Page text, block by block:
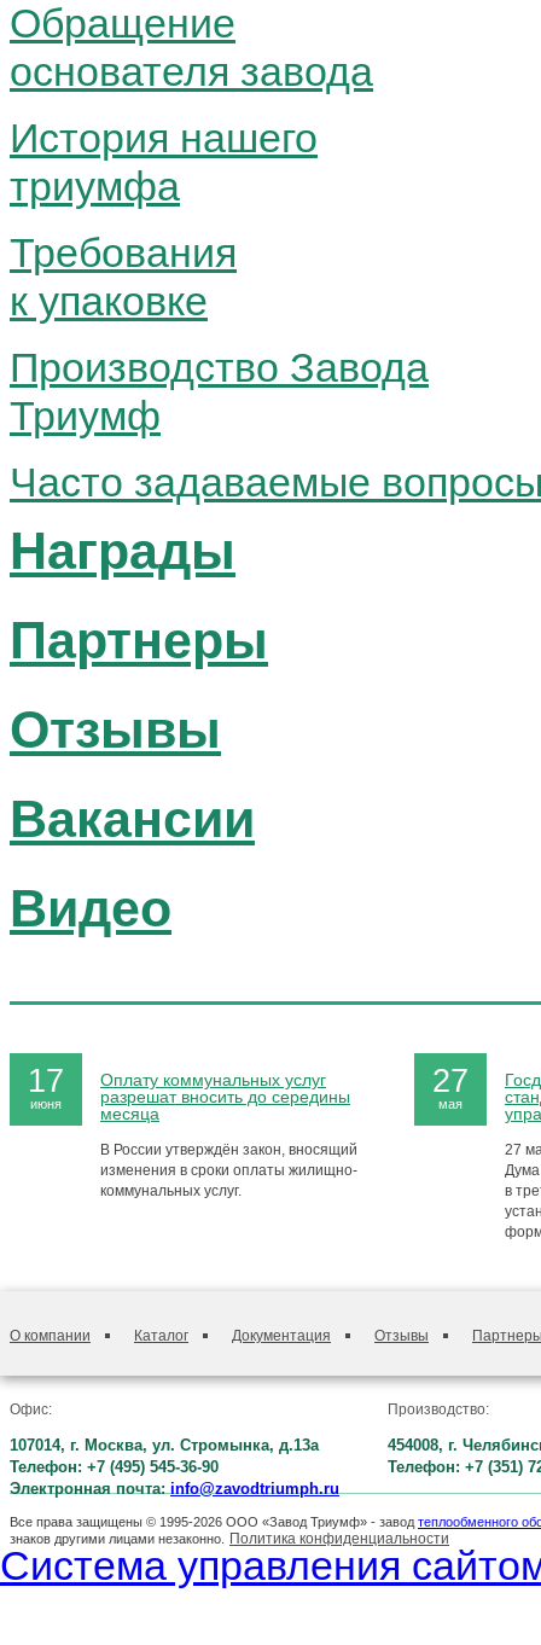
Обращение
основателя завода
История нашего
триумфа
Требования
к упаковке
Производство Завода
Триумф
Часто задаваемые
Награды
Партнеры
Отзывы
Вакансии
Видео
17
июня
Оплату коммунальных услуг
разрешат вносить до середины
месяца
В России утверждён закон, вносящий
изменения в сроки оплаты жилищно-
коммунальных услуг.
27
мая
27
в
О компании Каталог Документация Отзывы
Офис:
107014, г. Москва, ул. Стромынка, д.13а
Телефон: +7 (495) 545-36-90
Электронная почта:info@zavodtriumph.ru
Производство:
454008, г.
Телефон: +7 (351)
Все права защищены © 1995-2026 ООО «Завод Триумф» - завод теплообменного
знаков другими лицами незаконно.
Политика конфиденциальности
Система управления